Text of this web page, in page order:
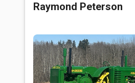
Raymond Peterson